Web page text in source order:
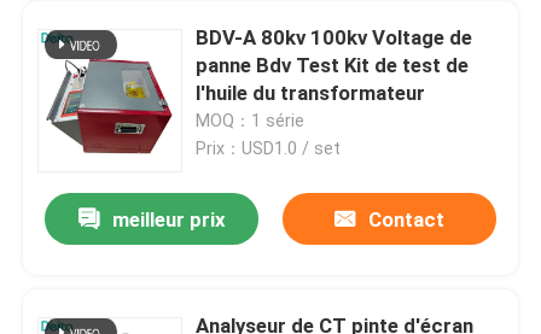
BDV-A 80kv 100kv Voltage de
panne Bdv Test Kit de test de
l'huile du transformateur
MOQ：1 série
Prix：USD1.0 / set
meilleur prix Contact
Analyseur de CT pinte d'écran